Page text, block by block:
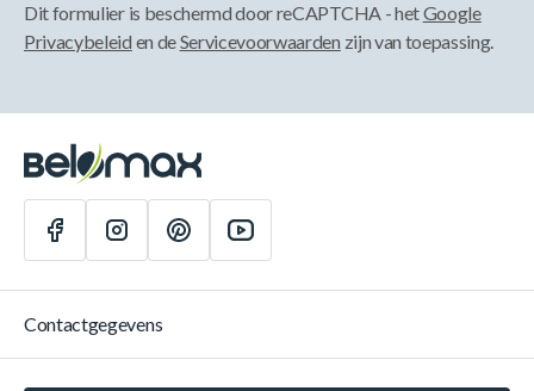
Dit formulier is beschermd door reCAPTCHA - hetGoogle
Privacybeleid en deServicevoorwaarden zijn van toepassing.
Contactgegevens